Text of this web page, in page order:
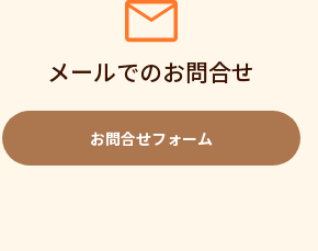
メールでのお問合せ
お問合せフォーム